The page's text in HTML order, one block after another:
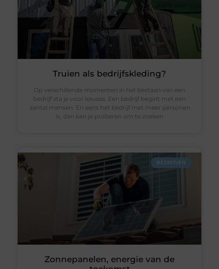
Truien als bedrijfskleding?
Op verschillende momenten in het bestaan van een
bedrijf sta je voor keuzes. Een bedrijf begint met een
aantal mensen. En eens het bedrijf met meer personen
is, dan kan je proberen om te zoeken
BEDRIJVEN
Zonnepanelen, energie van de